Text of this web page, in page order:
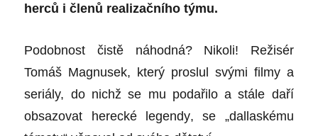
herců i členů realizačního týmu.
Podobnost čistě náhodná? Nikoli! Režisér
Tomáš Magnusek, který proslul svými filmy a
seriály, do nichž se mu podařilo a stále daří
obsazovat herecké legendy, se „dallaskému